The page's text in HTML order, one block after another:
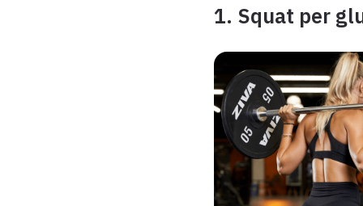
1. Squat per